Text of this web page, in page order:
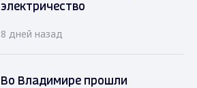
электричество
8 дней назад
Во Владимире прошли